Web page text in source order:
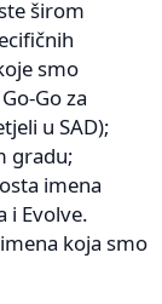
širom
smo
Go za
u SAD);
gradu;
imena
i Evolve.
koja smo